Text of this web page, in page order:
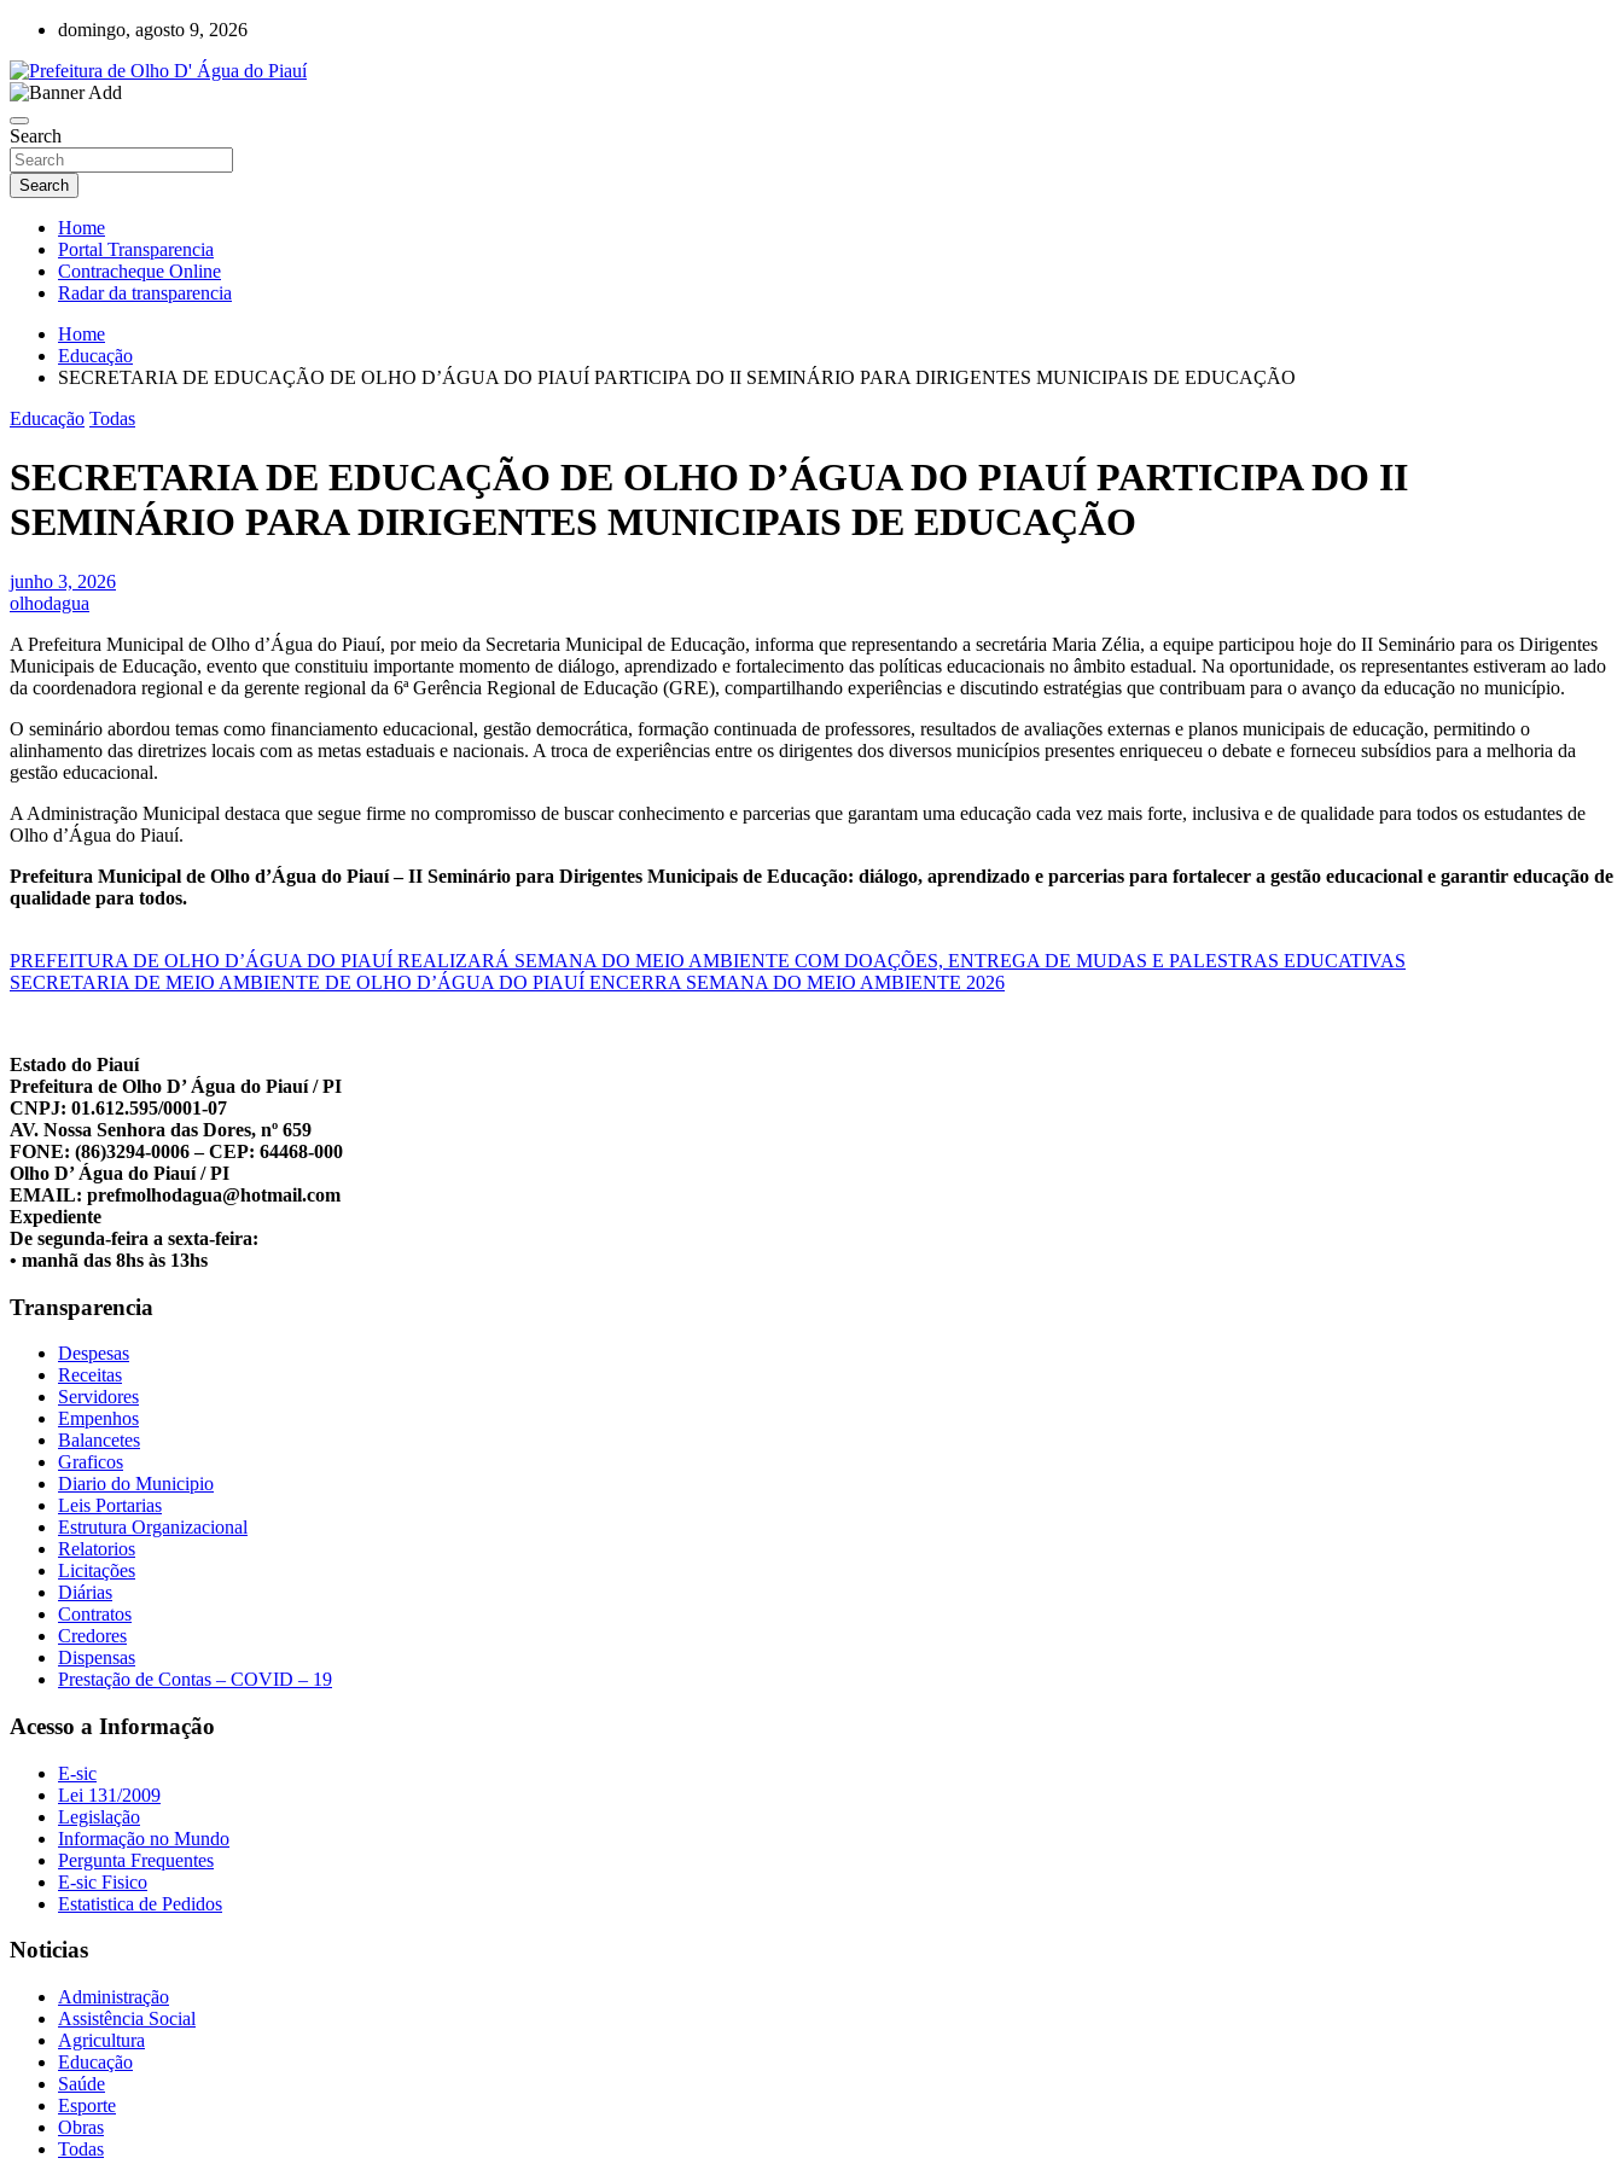
Skip
content
domingo, agosto 9, 2026
Prefeitura de Olho D' Água do Piauí
Search
Search
Home
Portal Transparencia
Contracheque Online
Radar da transparencia
Home
Educação
SECRETARIA DE EDUCAÇÃO DE OLHO D’ÁGUA DO PIAUÍ PARTICIPA DO II SEMINÁRIO PARA DIRIGENTES MUNICIPAIS DE EDUCAÇÃO
Educação Todas
SECRETARIA DE EDUCAÇÃO DE OLHO D’ÁGUA DO PIAUÍ PARTICIPA DO II
SEMINÁRIO PARA DIRIGENTES MUNICIPAIS DE EDUCAÇÃO
junho 3, 2026
olhodagua
A Prefeitura Municipal de Olho d’Água do Piauí, por meio da Secretaria Municipal de Educação, informa que representando a secretária Maria Zélia, a equipe participou hoje do II Seminário para os Dirigentes
Municipais de Educação, evento que constituiu importante momento de diálogo, aprendizado e fortalecimento das políticas educacionais no âmbito estadual. Na oportunidade, os representantes estiveram ao lado
da coordenadora regional e da gerente regional da 6ª Gerência Regional de Educação (GRE), compartilhando experiências e discutindo estratégias que contribuam para o avanço da educação no município.
O seminário abordou temas como financiamento educacional, gestão democrática, formação continuada de professores, resultados de avaliações externas e planos municipais de educação, permitindo o
alinhamento das diretrizes locais com as metas estaduais e nacionais. A troca de experiências entre os dirigentes dos diversos municípios presentes enriqueceu o debate e forneceu subsídios para a melhoria da
gestão educacional.
A Administração Municipal destaca que segue firme no compromisso de buscar conhecimento e parcerias que garantam uma educação cada vez mais forte, inclusiva e de qualidade para todos os estudantes de
Olho d’Água do Piauí.
Prefeitura Municipal de Olho d’Água do Piauí – II Seminário para Dirigentes Municipais de Educação: diálogo, aprendizado e parcerias para fortalecer a gestão educacional e garantir educação de
qualidade para todos.
Navegação
de
PREFEITURA DE OLHO D’ÁGUA DO PIAUÍ REALIZARÁ SEMANA DO MEIO AMBIENTE COM DOAÇÕES, ENTREGA DE MUDAS E PALESTRAS EDUCATIVAS
SECRETARIA DE MEIO AMBIENTE DE OLHO D’ÁGUA DO PIAUÍ ENCERRA SEMANA DO MEIO AMBIENTE 2026
Estado do Piauí
Prefeitura de Olho D’ Água do Piauí / PI
CNPJ: 01.612.595/0001-07
AV. Nossa Senhora das Dores, nº 659
FONE: (86)3294-0006 – CEP: 64468-000
Olho D’ Água do Piauí / PI
EMAIL: prefmolhodagua@hotmail.com
Expediente
De segunda-feira a sexta-feira:
• manhã das 8hs às 13hs
Transparencia
Despesas
Receitas
Servidores
Empenhos
Balancetes
Graficos
Diario do Municipio
Leis Portarias
Estrutura Organizacional
Relatorios
Licitações
Diárias
Contratos
Credores
Dispensas
Prestação de Contas – COVID – 19
Acesso a Informação
E-sic
Lei 131/2009
Legislação
Informação no Mundo
Pergunta Frequentes
E-sic Fisico
Estatistica de Pedidos
Noticias
Administração
Assistência Social
Agricultura
Educação
Saúde
Esporte
Obras
Todas